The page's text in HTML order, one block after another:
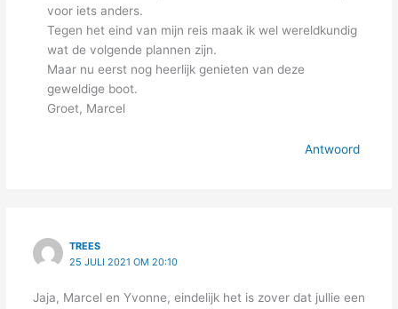
voor iets anders.
Tegen het eind van mijn reis maak ik wel wereldkundig
wat de volgende plannen zijn.
Maar nu eerst nog heerlijk genieten van deze
geweldige boot.
Groet, Marcel
Antwoord
TREES
25 JULI 2021 OM 20:10
Jaja, Marcel en Yvonne, eindelijk het is zover dat jullie een